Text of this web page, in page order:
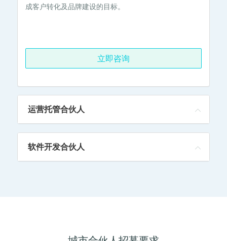
成客户转化及品牌建设的目标。
立即咨询
运营托管合伙人
软件开发合伙人